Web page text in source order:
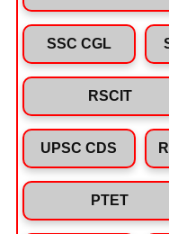
SSC CGL
RSCIT
UPSC CDS
PTET